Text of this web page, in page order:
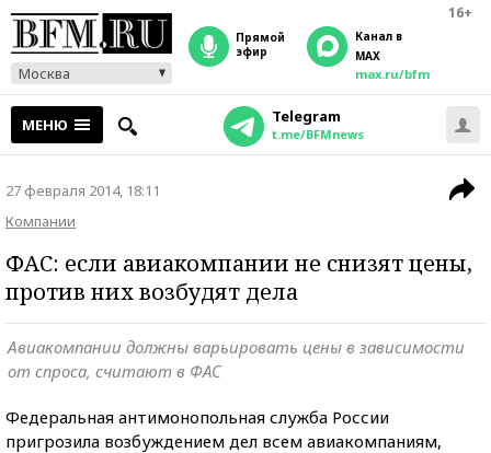
16+
Москва
прямой
эфир
Канал в
MAX
max.ru/bfm
МЕНЮ Telegram
t.me/BFMnews
27 февраля 2014, 18:11
Компании
ФАС: если авиакомпании не снизят цены,
против них возбудят дела
Авиакомпании должны варьировать цены в зависимости
от спроса, считают в ФАС
Федеральная антимонопольная служба России
пригрозила возбуждением дел всем авиакомпаниям,